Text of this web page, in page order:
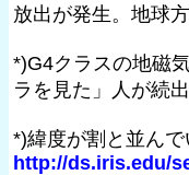
放出が発生。地球
*)G4クラスの地磁
ラを見た」人が続出
*)緯度が割と並ん
http://ds.iris.edu/